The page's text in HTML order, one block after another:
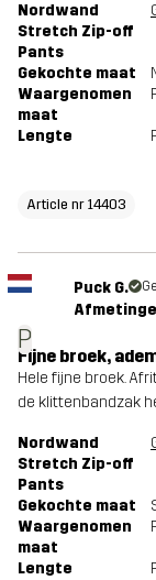
Nordwand
Stretch Zip-off
Pants
Gekochte maat
Waargenomen
maat
Lengte
Article nr 14403
P
Puck G.
Fijne broek,
Hele fijne broek.
de klittenbandzak
Nordwand
Stretch Zip-off
Pants
Gekochte maat
Waargenomen
maat
Lengte